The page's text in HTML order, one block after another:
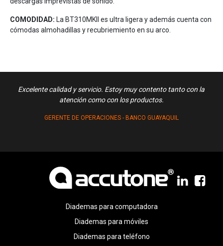
COMODIDAD: La BT310MKII es ultra ligera y además cuenta con
cómodas almohadillas y recubriemiento en su arco.
Excelente calidad y servicio. Estoy muy contento tanto con la
atención como con los productos.
GERENTE DE OPERACIONES - BANCO GUAYAQUIL
Diademas para computadora
Diademas para móviles
Diademas para teléfono